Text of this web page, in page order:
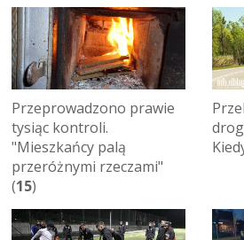
Przeprowadzono prawie
tysiąc kontroli.
"Mieszkańcy palą
przeróżnymi rzeczami"
(15)